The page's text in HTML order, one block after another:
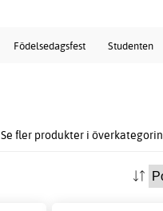
Födelsedagsfest Studenten
Se fler produkter i överkategorin